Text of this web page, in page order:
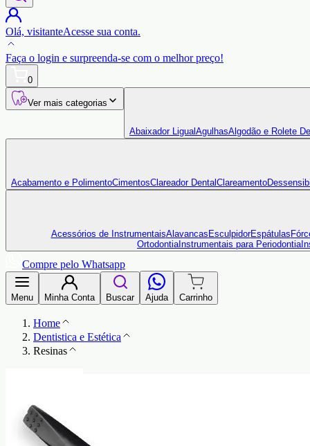
Olá, visitanteAcesse sua conta.
Faça o login e surpreenda-se com o melhor preço!
0
Ver mais categorias
Abaixador Ligual AgulhasAlgodão e Rolete
Acabamento e PolimentoCimentosClareador Dental Clareamento
Acessórios de InstrumentaisAlavancas EsculpidorEspátulas
Ortodontia Instrumentais para Periodontia
Compre pelo Whatsapp
Menu Minha Conta Buscar Ajuda Carrinho
Home
Dentistica e Estética
Resinas